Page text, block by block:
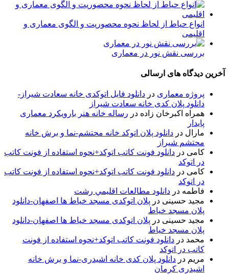
انواع حیاط از لحاظ نحوه محصوریت و الگوی معماری و
اقلیمی
بررسی نقش نور در معماری
آخرین دیدگاه های ارسالی
پروژه معماری در دانلود فایل اتوکدی خانه سعادت شیراز-
دانلود پلان کدی خانه سعادت شیراز
همراه اکبرخان زاده در رساله خانه هنر بارویکرد معماری
پایدار
مارال در دانلود پلان اتوکد خانه محتشم-نما و برش خانه
محتشم شیراز
کامی در دانلود فونت کاتب اتوکد+نحوه استفاده از فونت کاتب
در اتوکد
کامی در دانلود فونت کاتب اتوکد+نحوه استفاده از فونت کاتب
در اتوکد
فاطمه در دانلود مطالعات اقليمي رشت
مجید حسینی در پلان اتوکدی مسجد خیاط ها اصفهان-دانلود
پلان مسجد خیاط
مجید حسینی در پلان اتوکدی مسجد خیاط ها اصفهان-دانلود
پلان مسجد خیاط
محمد در دانلود فونت کاتب اتوکد+نحوه استفاده از فونت
کاتب در اتوکد
مریم در دانلود پلان کدی خانه اشیدری-نما و برش خانه
اشیدری کرمان